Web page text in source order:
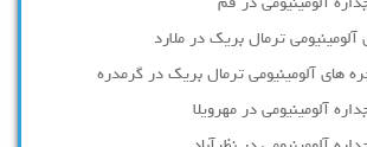
آلومینیومی ترمال بریک در ملارد
های آلومینیومی ترمال بریک در گرمدره
آلومینیومی در مهرویلا